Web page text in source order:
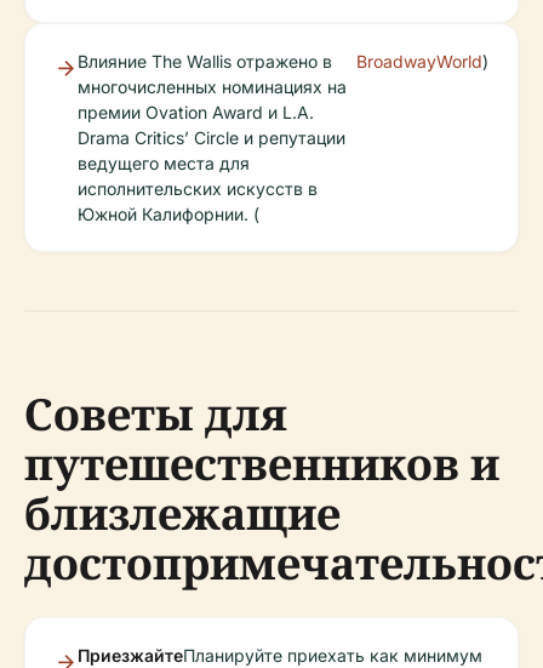
Влияние The Wallis отражено в
многочисленных номинациях на
премии Ovation Award и L.A.
Drama Critics’ Circle и репутации
ведущего места для
исполнительских искусств в
Южной Калифорнии. (
BroadwayWorld)
Советы для
путешественников и
близлежащие
ПриезжайтеПланируйте приехать как минимум